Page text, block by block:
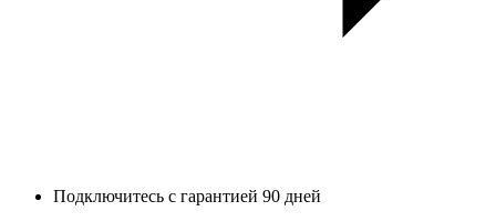
Подключитесь с гарантией 90 дней